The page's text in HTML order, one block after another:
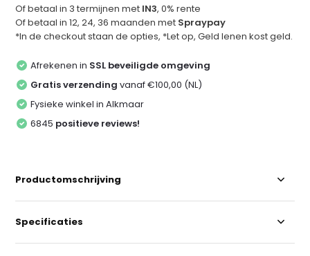
Of betaal in 3 termijnen met IN3, 0% rente
Of betaal in 12, 24, 36 maanden met Spraypay
*In de checkout staan de opties, *Let op, Geld lenen kost geld.
Afrekenen in SSL beveiligde omgeving
Gratis verzending vanaf €100,00 (NL)
Fysieke winkel in Alkmaar
6845 positieve reviews!
Productomschrijving
Specificaties